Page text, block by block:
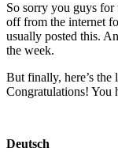
So sorry you guys
off from the internet
usually posted this.
the week.
But finally, here’s
Congratulations! You
Deutsch